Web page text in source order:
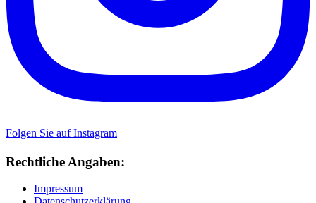
Folgen Sie auf Instagram
Rechtliche Angaben:
Impressum